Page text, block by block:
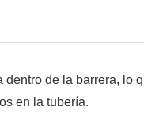
dentro de la barrera, lo
en la tubería.